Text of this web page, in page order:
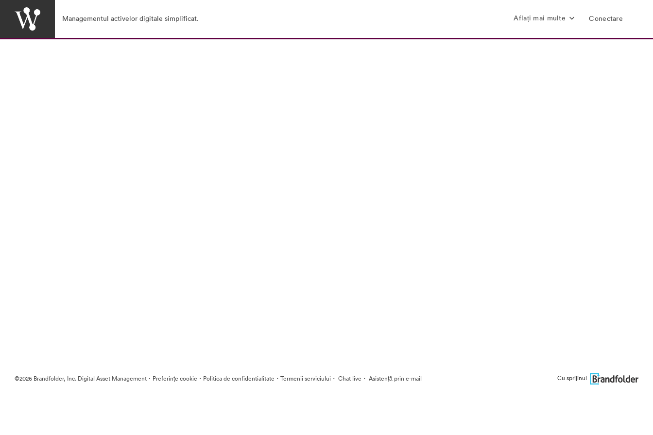
Managementul activelor digitale simplificat. Aflați mai multe Conectare
©2026 Brandfolder, Inc. Digital Asset Management · Preferințe cookie · Politica de confidentialitate · Termenii serviciului · Chat live · Asistență prin e-mail Cu sprijinul